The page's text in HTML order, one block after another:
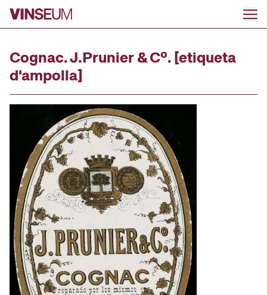
Ir al contenido
Cognac. J.Prunier & Cº. [etiqueta
d'ampolla]